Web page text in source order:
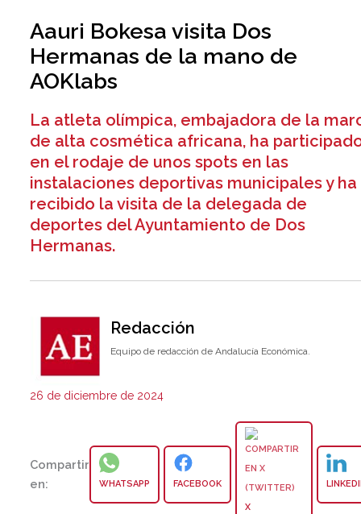
Aauri Bokesa visita Dos
Hermanas de la mano de
AOKlabs
La atleta olímpica, embajadora de la
de alta cosmética africana, ha
en el rodaje de unos spots en las
instalaciones deportivas municipales y ha
recibido la visita de la delegada de
deportes del Ayuntamiento de Dos
Hermanas.
Redacción
Equipo de redacción de Andalucía Económica.
26 de diciembre de 2024
Compartir
en:
WHATSAPP FACEBOOK
X